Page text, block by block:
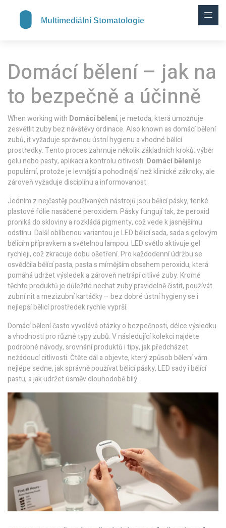
Domácí bělení – jak na
to bezpečně a účinně
When working with Domácí bělení,je metoda, která umožňuje
zesvětlit zuby bez návštěvy ordinace. Also known as domácí bělení
zubů, itvyžaduje správnou ústní hygienu a vhodné bělící
prostředky.Tento proces zahrnuje několik základních kroků: výběr
gelu nebo pasty, aplikaci a kontrolu citlivosti. Domácí běleníje
populární, protože je levnější a pohodlnější než klinické zákroky, ale
zároveň vyžaduje disciplínu a informovanost.
Jedním z nejčastěji používaných nástrojů jsoubělicí pásky,tenké
plastové fólie nasáčené peroxidem. Pásky fungují tak, že peroxid
proniká do skloviny a rozkládá pigmenty, což vede k jasnějšímu
odstínu. Další oblíbenou variantou jeLED bělicí sada, sada s gelovým
bělicím přípravkem a světelnou lampou. LED světlo aktivuje gel
rychleji, což zkracuje dobu ošetření. Pro každodenní údržbu se
osvědčilabělící pasta,pasta s mírnějším obsahem peroxidu, která
pomáhá udržet výsledek a zároveň netrápí citlivé zuby. Kromě
těchto produktů je důležité nechat zuby pravidelně čistit, používát
zubní nit a mezizubní kartáčky – bez dobré ústní hygieny se i
nejlepší bělicí prostředek rychle vyprší.
Domácí bělení často vyvolává otázky o bezpečnosti, délce výsledku
a vhodnosti pro různé typy zubů. V následující kolekci najdete
podrobné návody, srovnání produktů i tipy, jak předcházet
nežádoucí citlivosti. Čtěte dál a objevte, který způsob bělení vám
nejlépe sedne, jak správně používat bělicí pásky, LED sady i bělící
pastu, a jak udržet úsměv dlouhodobě bílý.